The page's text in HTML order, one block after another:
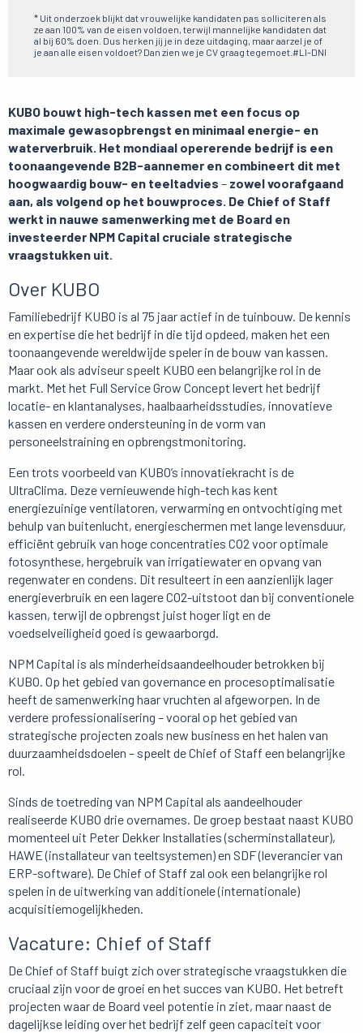
* Uit onderzoek blijkt dat vrouwelijke kandidaten pas solliciteren als
ze aan 100% van de eisen voldoen, terwijl mannelijke kandidaten dat
al bij 60% doen. Dus herken jij je in deze uitdaging, maar aarzel je of
je aan alle eisen voldoet? Dan zien we je CV graag tegemoet.#LI-DNI
KUBO bouwt high-tech kassen met een focus op
maximale gewasopbrengst en minimaal energie- en
waterverbruik. Het mondiaal opererende bedrijf is een
toonaangevende B2B-aannemer en combineert dit met
hoogwaardig bouw- en teeltadvies – zowel voorafgaand
aan, als volgend op het bouwproces. De Chief of Staff
werkt in nauwe samenwerking met de Board en
investeerder NPM Capital cruciale strategische
vraagstukken uit.
Over KUBO
Familiebedrijf KUBO is al 75 jaar actief in de tuinbouw. De kennis
en expertise die het bedrijf in die tijd opdeed, maken het een
toonaangevende wereldwijde speler in de bouw van kassen.
Maar ook als adviseur speelt KUBO een belangrijke rol in de
markt. Met het Full Service Grow Concept levert het bedrijf
locatie- en klantanalyses, haalbaarheidsstudies, innovatieve
kassen en verdere ondersteuning in de vorm van
personeelstraining en opbrengstmonitoring.
Een trots voorbeeld van KUBO’s innovatiekracht is de
UltraClima. Deze vernieuwende high-tech kas kent
energiezuinige ventilatoren, verwarming en ontvochtiging met
behulp van buitenlucht, energieschermen met lange levensduur,
efficiënt gebruik van hoge concentraties CO2 voor optimale
fotosynthese, hergebruik van irrigatiewater en opvang van
regenwater en condens. Dit resulteert in een aanzienlijk lager
energieverbruik en een lagere CO2-uitstoot dan bij conventionele
kassen, terwijl de opbrengst juist hoger ligt en de
voedselveiligheid goed is gewaarborgd.
NPM Capital is als minderheidsaandeelhouder betrokken bij
KUBO. Op het gebied van governance en procesoptimalisatie
heeft de samenwerking haar vruchten al afgeworpen. In de
verdere professionalisering –vooral op het gebied van
strategische projecten zoals new business en het halen van
duurzaamheidsdoelen – speelt de Chief of Staff een belangrijke
rol.
Sinds de toetreding van NPM Capital als aandeelhouder
realiseerde KUBO drie overnames. De groep bestaat naast KUBO
momenteel uit Peter Dekker Installaties (scherminstallateur),
HAWE (installateur van teeltsystemen) en SDF (leverancier van
ERP-software). De Chief of Staff zal ook een belangrijke rol
spelen in de uitwerking van additionele (internationale)
acquisitiemogelijkheden.
Vacature: Chief of Staff
De Chief of Staff buigt zich over strategische vraagstukken die
cruciaal zijn voor de groei en het succes van KUBO. Het betreft
projecten waar de Board veel potentie in ziet, maar naast de
dagelijkse leiding over het bedrijf zelf geen capaciteit voor